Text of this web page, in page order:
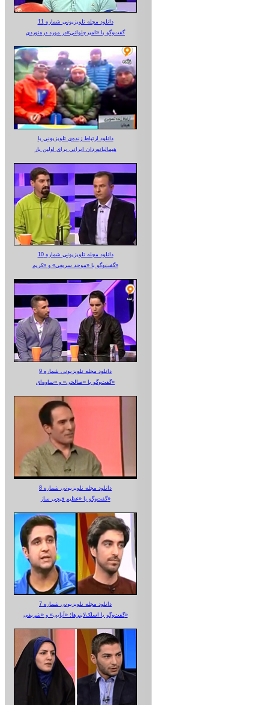
دانلود مجله تلویزیونی شماره 11
گفت‌وگو با «امیرجلوانی»در مورد دره‌نوردی
دانلود ارتباط زنده‌ی تلویزیونی‌ با
هیمالیانوردان ایرانی برای اولین بار
دانلود مجله تلویزیونی شماره 10
گفت‌وگو با «موحد سریعی» و «کریم»
دانلود مجله تلویزیونی شماره 9
گفت‌وگو با «صالحی» و «ساوه‌ای»
دانلود مجله تلویزیونی شماره 8
گفت‌وگو با «عظیم قیچی ساز»
دانلود مجله تلویزیونی شماره 7
گفت‌وگو با اسلک‌لاینرها؛ «آبایی» و «شریفی»